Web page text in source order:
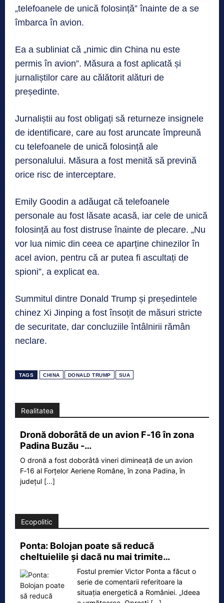
„telefoanele de unică folosință” înainte de a se
îmbarca în avion.
Ea a subliniat că „nimic din China nu este
permis în avion”. Măsura a fost aplicată și
jurnaliștilor care au călătorit alături de
președinte.
Jurnaliștii au fost obligați să returneze insignele
de identificare, care au fost aruncate împreună
cu telefoanele de unică folosință ale
personalului. Măsura a fost menită să prevină
orice risc de interceptare.
Emily Goodin a adăugat că telefoanele
personale au fost lăsate acasă, iar cele de unică
folosință au fost distruse înainte de plecare. „Nu
vor lua nimic din ceea ce aparține chinezilor în
acel avion, pentru că ar putea fi ascultați de
spioni”, a explicat ea.
Summitul dintre Donald Trump și președintele
chinez Xi Jinping a fost însoțit de măsuri stricte
de securitate, dar concluziile întâlnirii rămân
neclare.
TAGS CHINA DONALD TRUMP SUA
Realitatea
Dronă doborâtă de un avion F‑16 în zona
Padina Buzău -…
O dronă a fost doborâtă vineri dimineață de un avion
F‑16 al Forțelor Aeriene Române, în zona Padina, în
județul [...]
Ecopolitic
Ponta: Bolojan poate să reducă
cheltuielile şi dacă nu mai trimite…
Fostul premier Victor Ponta a făcut o
serie de comentarii referitoare la
situația energetică a României. „Ideea